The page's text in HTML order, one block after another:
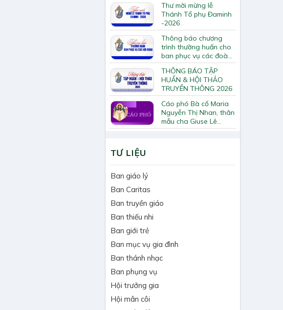
Thư mời mừng lễ
Thánh Tổ phụ Đaminh
-2026
Thông báo chương
trình thường huấn cho
ban phục vụ các đoàn
hội Tông huấn về loan
báo Tin Mừng
THÔNG BÁO TẬP
HUẤN & HỘI THẢO
TRUYỀN THÔNG 2026
Cáo phó Bà cố Maria
Nguyễn Thị Nhan, thân
mẫu cha Giuse Lê
Quốc Chinh
TƯ LIỆU
Ban giáo lý
Ban Caritas
Ban truyền giáo
Ban thiếu nhi
Ban giới trẻ
Ban mục vụ gia đình
Ban thánh nhạc
Ban phụng vụ
Hội trưởng gia
Hội mân côi